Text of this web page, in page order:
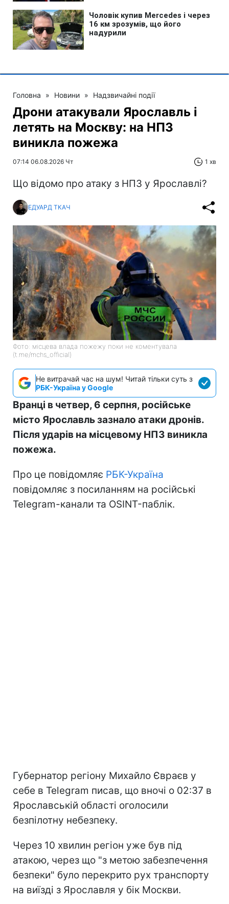
Головна » Новини » Надзвичайні події
Дрони атакували Ярославль і
летять на Москву: на НПЗ
виникла пожежа
07:14 06.08.2026 Чт 1 хв
Що відомо про атаку з НПЗ у Ярославлі?
ЕДУАРД ТКАЧ
Фото: місцева влада пожежу поки не коментувала
(t.me/mchs_official)
Не витрачай час на шум! Читай тільки суть з
РБК-Україна у Google
Вранці в четвер, 6 серпня, російське
місто Ярославль зазнало атаки дронів.
Після ударів на місцевому НПЗ виникла
пожежа.
Про це повідомляє РБК-Україна
повідомляє з посиланням на російські
Telegram-канали та OSINT-паблік.
Губернатор регіону Михайло Євраєв у
себе в Telegram писав, що вночі о 02:37 в
Ярославській області оголосили
безпілотну небезпеку.
Через 10 хвилин регіон уже був під
атакою, через що "з метою забезпечення
безпеки" було перекрито рух транспорту
на виїзді з Ярославля у бік Москви.